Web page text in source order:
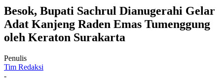
Besok, Bupati Sachrul Dianugerahi Gelar
Adat Kanjeng Raden Emas Tumenggung
oleh Keraton Surakarta
Penulis
Tim Redaksi
-